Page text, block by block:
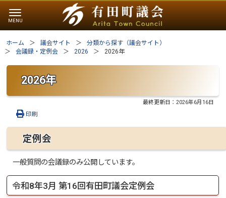
ホーム 議会サイト
分類から探す（議会サイト）
会議録・定例会
2026 2026年
2026年
最終更新日：2026年6月16日
印刷
定例会
一般質問の会議録のみ公開しています。
令和8年3月 第16回有田町議会定例会